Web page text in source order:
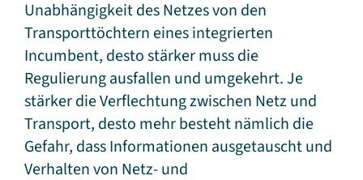
Unabhängigkeit des Netzes von den
Transporttöchtern eines integrierten
Incumbent, desto stärker muss die
Regulierung ausfallen und umgekehrt. Je
stärker die Verflechtung zwischen Netz und
Transport, desto mehr besteht nämlich die
Gefahr, dass Informationen ausgetauscht und
Verhalten von Netz- und